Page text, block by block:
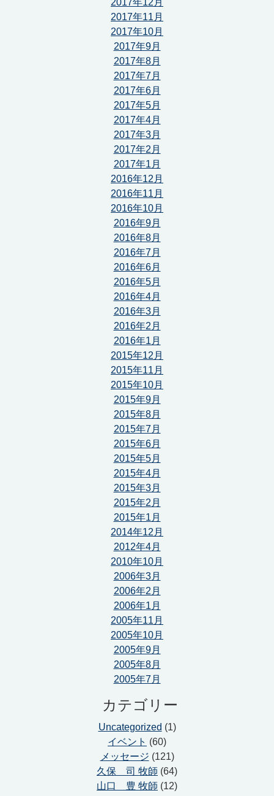
2017年12月
2017年11月
2017年10月
2017年9月
2017年8月
2017年7月
2017年6月
2017年5月
2017年4月
2017年3月
2017年2月
2017年1月
2016年12月
2016年11月
2016年10月
2016年9月
2016年8月
2016年7月
2016年6月
2016年5月
2016年4月
2016年3月
2016年2月
2016年1月
2015年12月
2015年11月
2015年10月
2015年9月
2015年8月
2015年7月
2015年6月
2015年5月
2015年4月
2015年3月
2015年2月
2015年1月
2014年12月
2012年4月
2010年10月
2006年3月
2006年2月
2006年1月
2005年11月
2005年10月
2005年9月
2005年8月
2005年7月
カテゴリー
Uncategorized (1)
イベント (60)
メッセージ (121)
久保 司 牧師 (64)
山口 豊 牧師 (12)